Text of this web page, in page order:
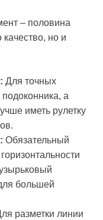
– половина
качество, но и
Для точных
а
иметь рулетку
Обязательный
большей
разметки линии